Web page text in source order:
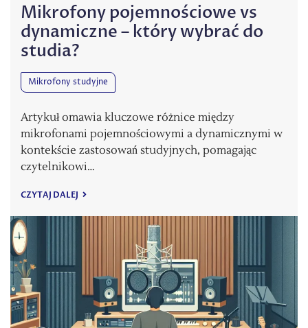
Mikrofony pojemnościowe vs
dynamiczne – który wybrać do
studia?
Mikrofony studyjne
Artykuł omawia kluczowe różnice między
mikrofonami pojemnościowymi a dynamicznymi w
kontekście zastosowań studyjnych, pomagając
czytelnikowi…
CZYTAJ DALEJ